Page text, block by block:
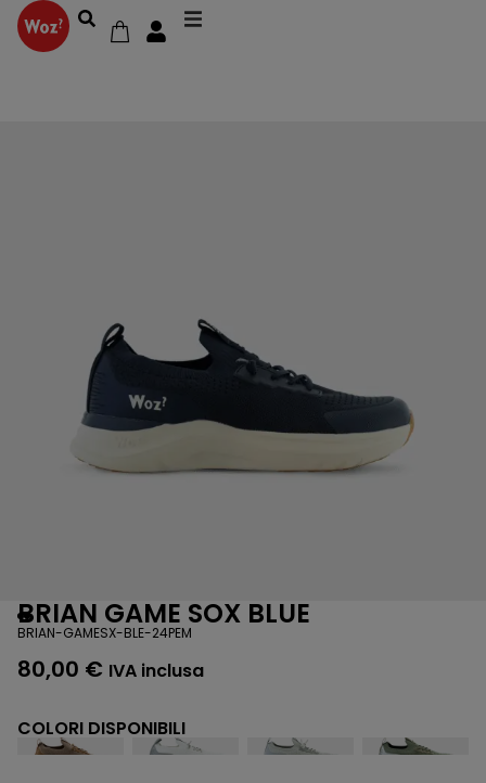
BRIAN GAME SOX BLUE
BRIAN-GAMESX-BLE-24PEM
80,00 € IVA inclusa
COLORI DISPONIBILI